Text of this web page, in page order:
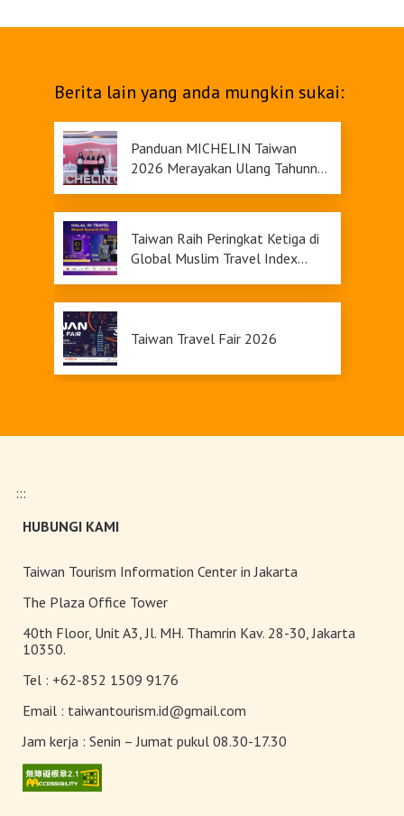
Berita lain yang anda mungkin sukai:
Panduan MICHELIN Taiwan
2026 Merayakan Ulang Tahunnya
Taiwan Raih Peringkat Ketiga di
Global Muslim Travel Index
Taiwan Travel Fair 2026
Tersedia
dengan Keindahan yang Mekar
Terangi Musim Semi Anda:
Tampil Memukau di Chiayi
Toserba Wisatawan” kini hadir di
7.200 kios ibon 7-ELEVEN di
:::
HUBUNGI KAMI
Taiwan Tourism Information Center in Jakarta
The Plaza Office Tower
40th Floor, Unit A3, Jl. MH. Thamrin Kav. 28-30, Jakarta
10350.
Tel : +62-852 1509 9176
Email : taiwantourism.id@gmail.com
Jam kerja : Senin – Jumat pukul 08.30-17.30